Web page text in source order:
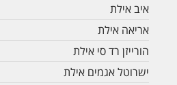
איב אילת
אריאה אילת
הורייזן רד סי אילת
ישרוטל אגמים אילת